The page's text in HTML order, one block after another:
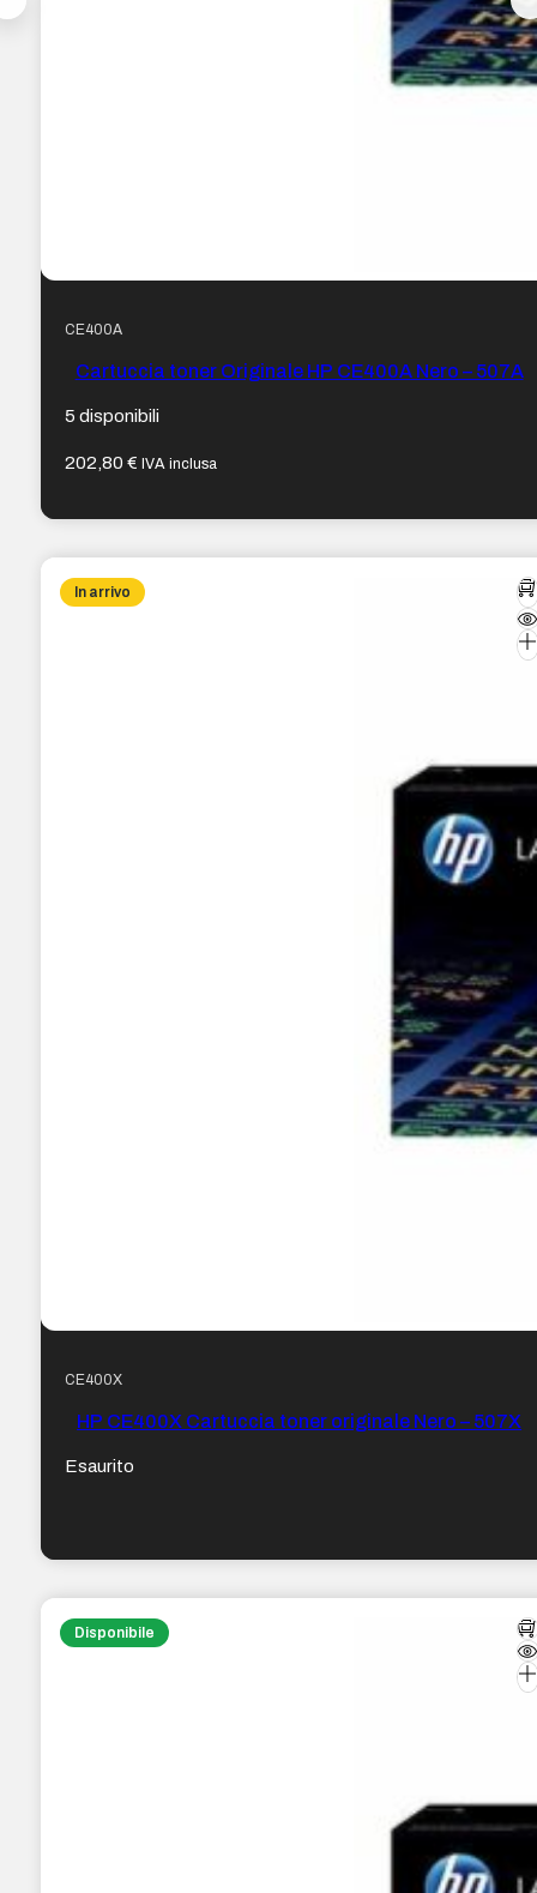
CE400A
Cartuccia toner Originale HP CE400A Nero – 507A
5 disponibili
202,80€ IVA inclusa
In arrivo
CE400X
HP CE400X Cartuccia toner originale Nero – 507X
Esaurito
Disponibile